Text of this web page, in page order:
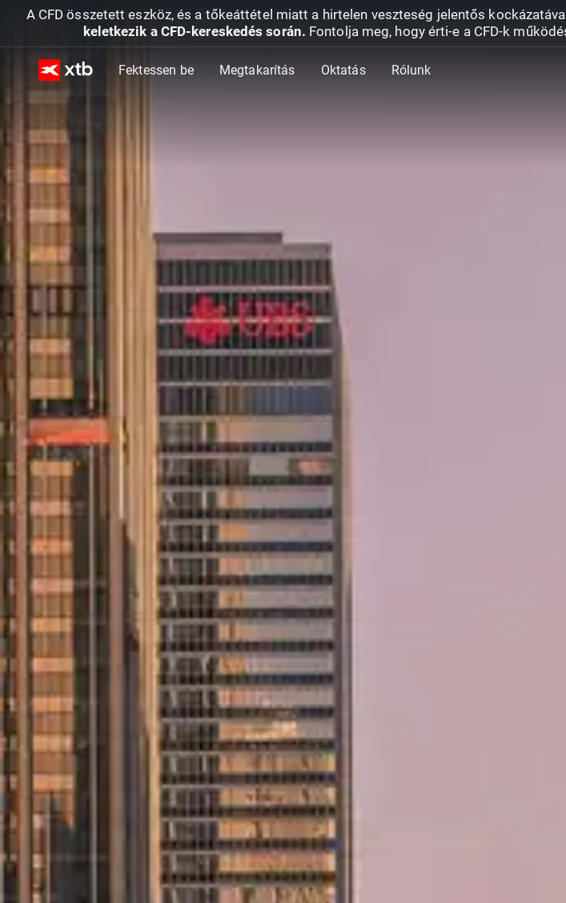
A CFD összetett eszköz, és a tőkeáttétel miatt a hirtelen veszteség jelentős
keletkezik a CFD-kereskedés során. Fontolja meg, hogy érti-e a CFD-k
Fektessen be Megtakarítás Oktatás Rólunk